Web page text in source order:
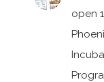
open